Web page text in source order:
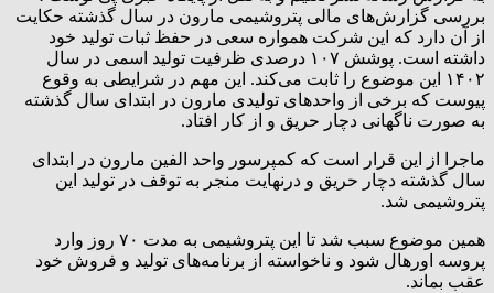
بررسی گزارش‌های مالی پتروشیمی مارون در سال گذشته حکایت
از آن دارد که این شرکت همواره سعی در حفظ ثبات تولید خود
داشته است. پوشش ۱۰۷ درصدی ظرفیت تولید اسمی در سال
۱۴۰۲ این موضوع را ثابت می‌کند. این مهم در شرایطی به وقوع
پیوست که برخی از واحدهای تولیدی مارون در ابتدای سال گذشته
به صورت ناگهانی دچار حریق و از کار افتاد.
ماجرا از این قرار است که کمپرسور واحد الفین مارون در ابتدای
سال گذشته دچار حریق و درنهایت منجر به توقف در تولید این
پتروشیمی شد.
همین موضوع سبب شد تا این پتروشیمی به مدت ۷۰ روز وارد
پروسه اورهال شود و ناخواسته از برنامه‌های تولید و فروش خود
عقب بماند.